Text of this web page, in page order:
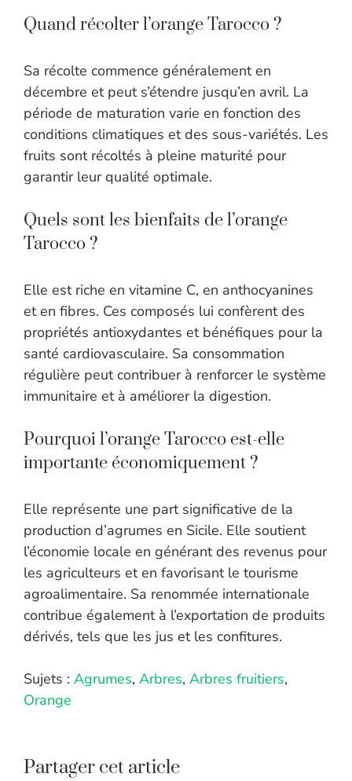
Quand récolter l’orange Tarocco ?
Sa récolte commence généralement en
décembre et peut s’étendre jusqu’en avril. La
période de maturation varie en fonction des
conditions climatiques et des sous-variétés. Les
fruits sont récoltés à pleine maturité pour
garantir leur qualité optimale.
Quels sont les bienfaits de l’orange
Tarocco ?
Elle est riche en vitamine C, en anthocyanines
et en fibres. Ces composés lui confèrent des
propriétés antioxydantes et bénéfiques pour la
santé cardiovasculaire. Sa consommation
régulière peut contribuer à renforcer le système
immunitaire et à améliorer la digestion.
Pourquoi l’orange Tarocco est-elle
importante économiquement ?
Elle représente une part significative de la
production d’agrumes en Sicile. Elle soutient
l’économie locale en générant des revenus pour
les agriculteurs et en favorisant le tourisme
agroalimentaire. Sa renommée internationale
contribue également à l’exportation de produits
dérivés, tels que les jus et les confitures.
Sujets : Agrumes, Arbres, Arbres fruitiers,
Orange
Partager cet article